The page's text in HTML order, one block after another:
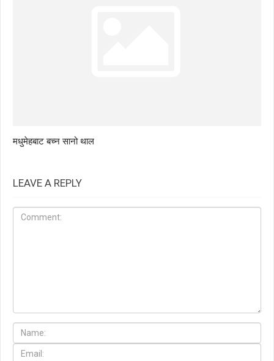
मधुमेहबाट बच्न सानो थाल
LEAVE A REPLY